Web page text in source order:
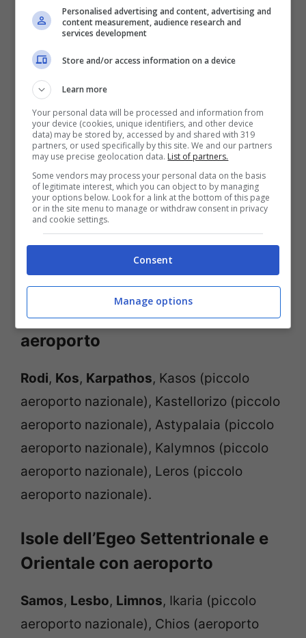
l’isola hadue aeroporti, aIraklio
(capoluogo) e aChania
motivi irresistibili per visitare il Paese
Isole Cicladi con aeroporto
Mykonos,Santorini, Naxos (aeroporto
nazionale), Paros (piccolo aeroporto
nazionale), Milos (piccolo aeroporto
nazionale collegato solo con Atene), Syros
(aeroporto nazionale).
Isole del Dodecaneso con
aeroporto
Rodi, Kos, Karpathos, Kasos (piccolo
aeroporto nazionale), Kastellorizo (piccolo
aeroporto nazionale), Astypalaia (piccolo
aeroporto nazionale), Kalymnos (piccolo
aeroporto nazionale), Leros (piccolo
aeroporto nazionale).
Isole dell’Egeo Settentrionale e
Orientale con aeroporto
Samos, Lesbo, Limnos, Ikaria (piccolo
aeroporto nazionale), Chios (aeroporto
Personalised advertising and content, advertising and
content measurement, audience research and
services development
Store and/or access information on a device
Learn more
Your personal data will be processed and information from
your device (cookies, unique identifiers, and other device
data) may be stored by, accessed by and shared with 319
partners, or used specifically by this site. We and our partners
may use precise geolocation data. List of partners.
Some vendors may process your personal data on the basis
of legitimate interest, which you can object to by managing
your options below. Look for a link at the bottom of this page
or in the site menu to manage or withdraw consent in privacy
and cookie settings.
Consent
Manage options